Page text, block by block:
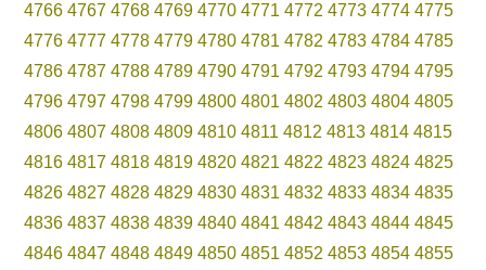
4766 4767 4768 4769 4770 4771 4772 4773 4774 4775
4776 4777 4778 4779 4780 4781 4782 4783 4784 4785
4786 4787 4788 4789 4790 4791 4792 4793 4794 4795
4796 4797 4798 4799 4800 4801 4802 4803 4804 4805
4806 4807 4808 4809 4810 4811 4812 4813 4814 4815
4816 4817 4818 4819 4820 4821 4822 4823 4824 4825
4826 4827 4828 4829 4830 4831 4832 4833 4834 4835
4836 4837 4838 4839 4840 4841 4842 4843 4844 4845
4846 4847 4848 4849 4850 4851 4852 4853 4854 4855